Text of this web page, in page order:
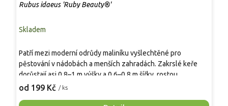
Rubus idaeus 'Ruby Beauty®'
Skladem
od 199 Kč / ks
Patří mezi moderní odrůdy maliníku vyšlechtěné pro
pěstování v nádobách a menších zahradách. Zakrslé keře
dorůstají asi 0,8–1 m výšky a 0,6–0,8 m šířky, rostou
vzpřímeně, s menším množstvím jemných trnů a přehlednou,